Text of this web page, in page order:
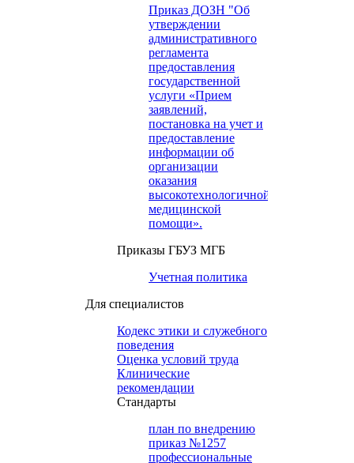
Приказ ДОЗН "Об
утверждении
административного
регламента
предоставления
государственной
услуги «Прием
заявлений,
постановка на учет и
предоставление
информации об
организации
оказания
высокотехнологичной
медицинской
помощи».
Приказы ГБУЗ МГБ
Учетная политика
Для специалистов
Кодекс этики и служебного
поведения
Оценка условий труда
Клинические
рекомендации
Cтандарты
план по внедрению
приказ №1257
профессиональные